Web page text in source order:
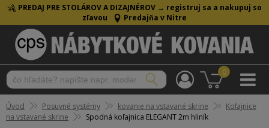
PREDAJ PRE STOLÁROV A DIZAJNÉROV → registruj sa a nakupuj so
zľavou
Predajňa v Nitre
0
Úvod Posuvné systémy kovanie na vstavané skrine
Koľajnice
na vstavané skrine
Spodná koľajnica ELEGANT 2m hliník